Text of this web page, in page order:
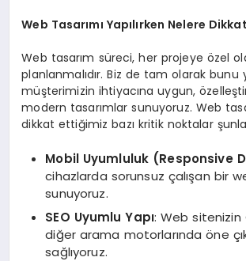
Web Tasarımı Yapılırken Nelere
Web tasarım süreci, her projeye özel
planlanmalıdır. Biz de tam olarak bunu
müşterimizin ihtiyacına uygun,
modern tasarımlar sunuyoruz. Web
dikkat ettiğimiz bazı kritik noktalar
Mobil Uyumluluk (Responsive
cihazlarda sorunsuz çalışan bir
sunuyoruz.
SEO Uyumlu Yapı: Web sitenizin
diğer arama motorlarında öne
sağlıyoruz.